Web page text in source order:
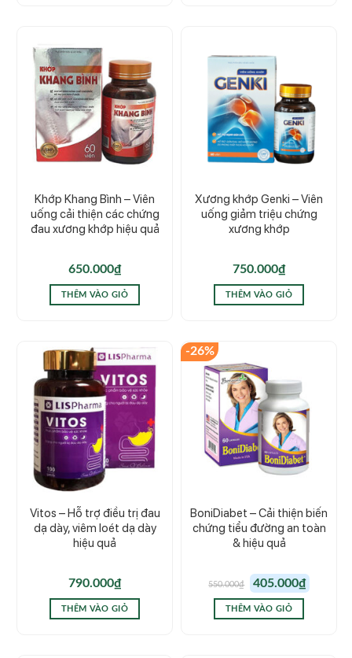
Khớp Khang Bình – Viên
uống cải thiện các chứng
đau xương khớp hiệu quả
650.000₫
THÊM VÀO GIỎ
Xương khớp Genki – Viên
uống giảm triệu chứng
xương khớp
750.000₫
THÊM VÀO GIỎ
Vitos – Hỗ trợ điều trị đau
dạ dày, viêm loét dạ dày
hiệu quả
790.000₫
THÊM VÀO GIỎ
-26%
BoniDiabet – Cải thiện biến
chứng tiểu đường an toàn
& hiệu quả
550.000₫
Giá
gốc
là:
550.000₫.
405.000₫ hiện
THÊM VÀO GIỎ